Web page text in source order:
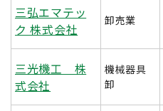
三弘エマテッ
ク 株式会社
卸売業
三光機工 株
式会社
機械器具
卸